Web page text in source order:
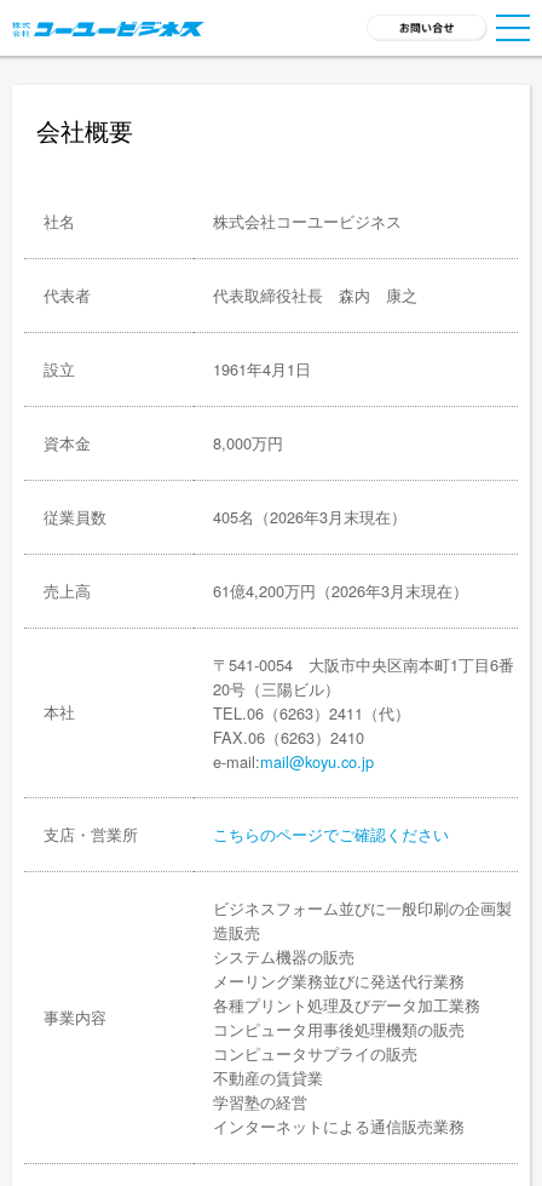
サービス一覧
採用情報
商品開発
お問い合わせ
会社概要
社名 株式会社コーユービジネス
代表者 代表取締役社長 森内 康之
設立 1961年4月1日
資本金 8,000万円
従業員数 405名（2026年3月末現在）
売上高 61億4,200万円（2026年3月末現在）
本社
〒541-0054 大阪市中央区南本町1丁目6番
20号（三陽ビル）
TEL.06（6263）2411（代）
FAX.06（6263）2410
e-mail:mail@koyu.co.jp
支店・営業所 こちらのページでご確認ください
事業内容
ビジネスフォーム並びに一般印刷の企画製
造販売
システム機器の販売
メーリング業務並びに発送代行業務
各種プリント処理及びデータ加工業務
コンピュータ用事後処理機類の販売
コンピュータサプライの販売
不動産の賃貸業
学習塾の経営
インターネットによる通信販売業務